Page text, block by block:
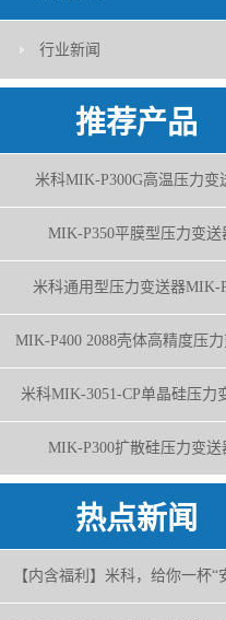
行业新闻
推荐产品
米科MIK-P300G高温压力变
MIK-P350平膜型压力变送
米科通用型压力变送器MIK-
MIK-P400 2088壳体高精度压
米科MIK-3051-CP单晶硅压力
MIK-P300扩散硅压力变送
热点新闻
【内含福利】米科，给你一杯“